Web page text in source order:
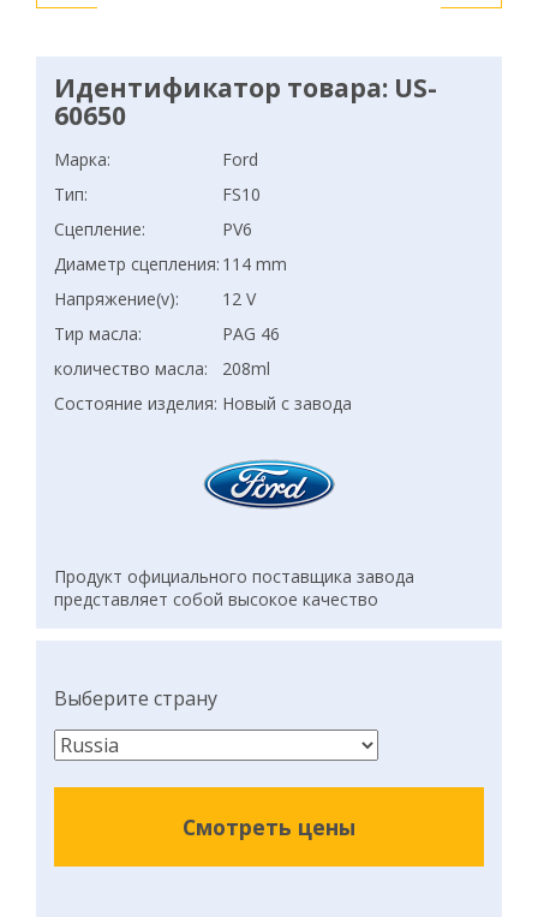
Идентификатор товара: US-
60650
Марка:
Ford
Тип:
FS10
Сцепление:
PV6
Диаметр сцепления: 114 mm
Напряжение(v):
12 V
Тир масла:
PAG 46
количество масла:
208ml
Состояние изделия: Новый с завода
Продукт официального поставщика завода
представляет собой высокое качество
Выберите страну
Смотреть цены